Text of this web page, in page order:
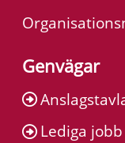
Genvägar
Lediga jobb